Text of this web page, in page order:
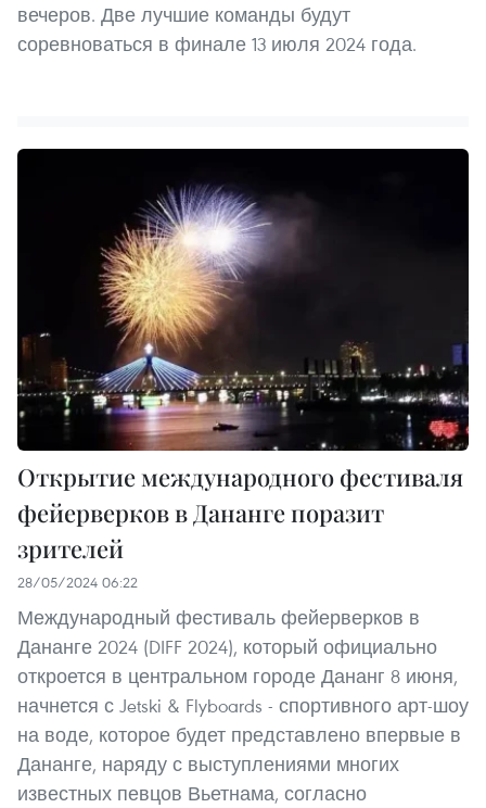
вечеров. Две лучшие команды будут
соревноваться в финале 13 июля 2024 года.
Открытие международного фестиваля
фейерверков в Дананге поразит
зрителей
28/05/2024 06:22
Международный фестиваль фейерверков в
Дананге 2024 (DIFF 2024), который официально
откроется в центральном городе Дананг 8 июня,
начнется с Jetski & Flyboards - спортивного арт-шоу
на воде, которое будет представлено впервые в
Дананге, наряду с выступлениями многих
известных певцов Вьетнама, согласно